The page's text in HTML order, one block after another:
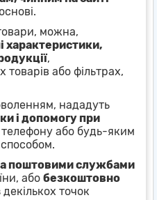
можна,
характеристики,
,
або фільтрах,
нададуть
і допомогу при
телефону або будь-яким
поштовими службами
або безкоштовно
декількох точок